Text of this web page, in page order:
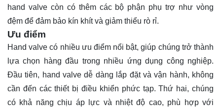
hand valve còn có thêm các bộ phận phụ trợ như vòng
đệm để đảm bảo kín khít và giảm thiểu rò rỉ.
Ưu điểm
Hand valve có nhiều ưu điểm nổi bật, giúp chúng trở thành
lựa chọn hàng đầu trong nhiều ứng dụng công nghiệp.
Đầu tiên, hand valve dễ dàng lắp đặt và vận hành, không
cần đến các thiết bị điều khiển phức tạp. Thứ hai, chúng
có khả năng chịu áp lực và nhiệt độ cao, phù hợp với